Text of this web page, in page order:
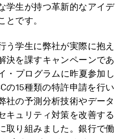
学生が持つ革新的なアイデ
とです。
う学生に弊社が実際に抱え
決を課すキャンペーンであ
・プログラムに昨夏参加し
の15種類の特許申請を行い
社の予測分析技術やデータ
キュリティ対策を改善する
取り組みました。銀行で働